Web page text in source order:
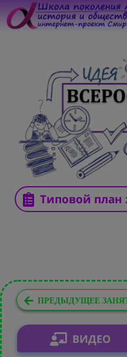
Типовой план
ПРЕДЫДУЩЕЕ
ВИДЕО